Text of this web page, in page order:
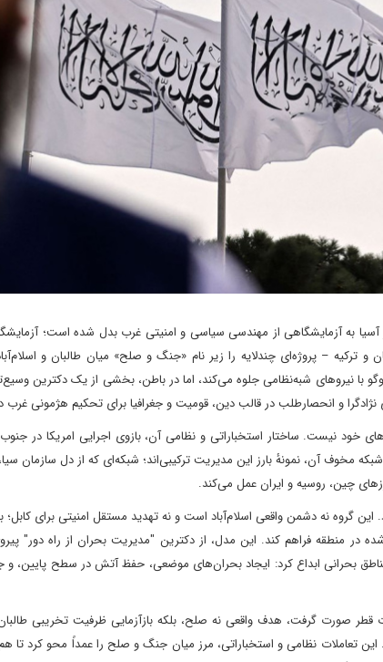
به آزمایشگاهی از مهندسی سیاسی و امنیتی غرب بدل شده است؛
و ترکیه – پروژه‌ای چندلایه را زیر نام «جنگ و صلح» میان طالبان و
با نیروهای شبه‌نظامی جلوه می‌کند، اما در باطن، بخشی از یک دکترین
نژادگرا و انحصارطلب در قالب دین، قومیت و جغرافیا برای تحکیم هژمونی غرب
خود نیست. ساختار استخباراتی و نظامی آن، بازوی اجرایی امریکا در
مخوف آن، نمونهٔ بارز این مدیریت ترکیبی‌اند؛ شبکه‌ای که از دل سازمان
چین، روسیه و ایران عمل می‌کند.
گروه نه دشمن واقعی اسلام‌آباد است و نه تهدید مستقل امنیتی برای کابل؛
در منطقه فراهم کند. این مدل، از دکترین "مدیریت بحران از راه دور"
ابداع کرد: ایجاد بحران‌های موضعی، حفظ آتش در سطح پایین، و
قطر صورت گرفت، هدف واقعی نه صلح، بلکه بازآزمایی ظرفیت تخریبی
تعاملات نظامی و استخباراتی، مرز میان جنگ و صلح را عمداً محو کرد تا